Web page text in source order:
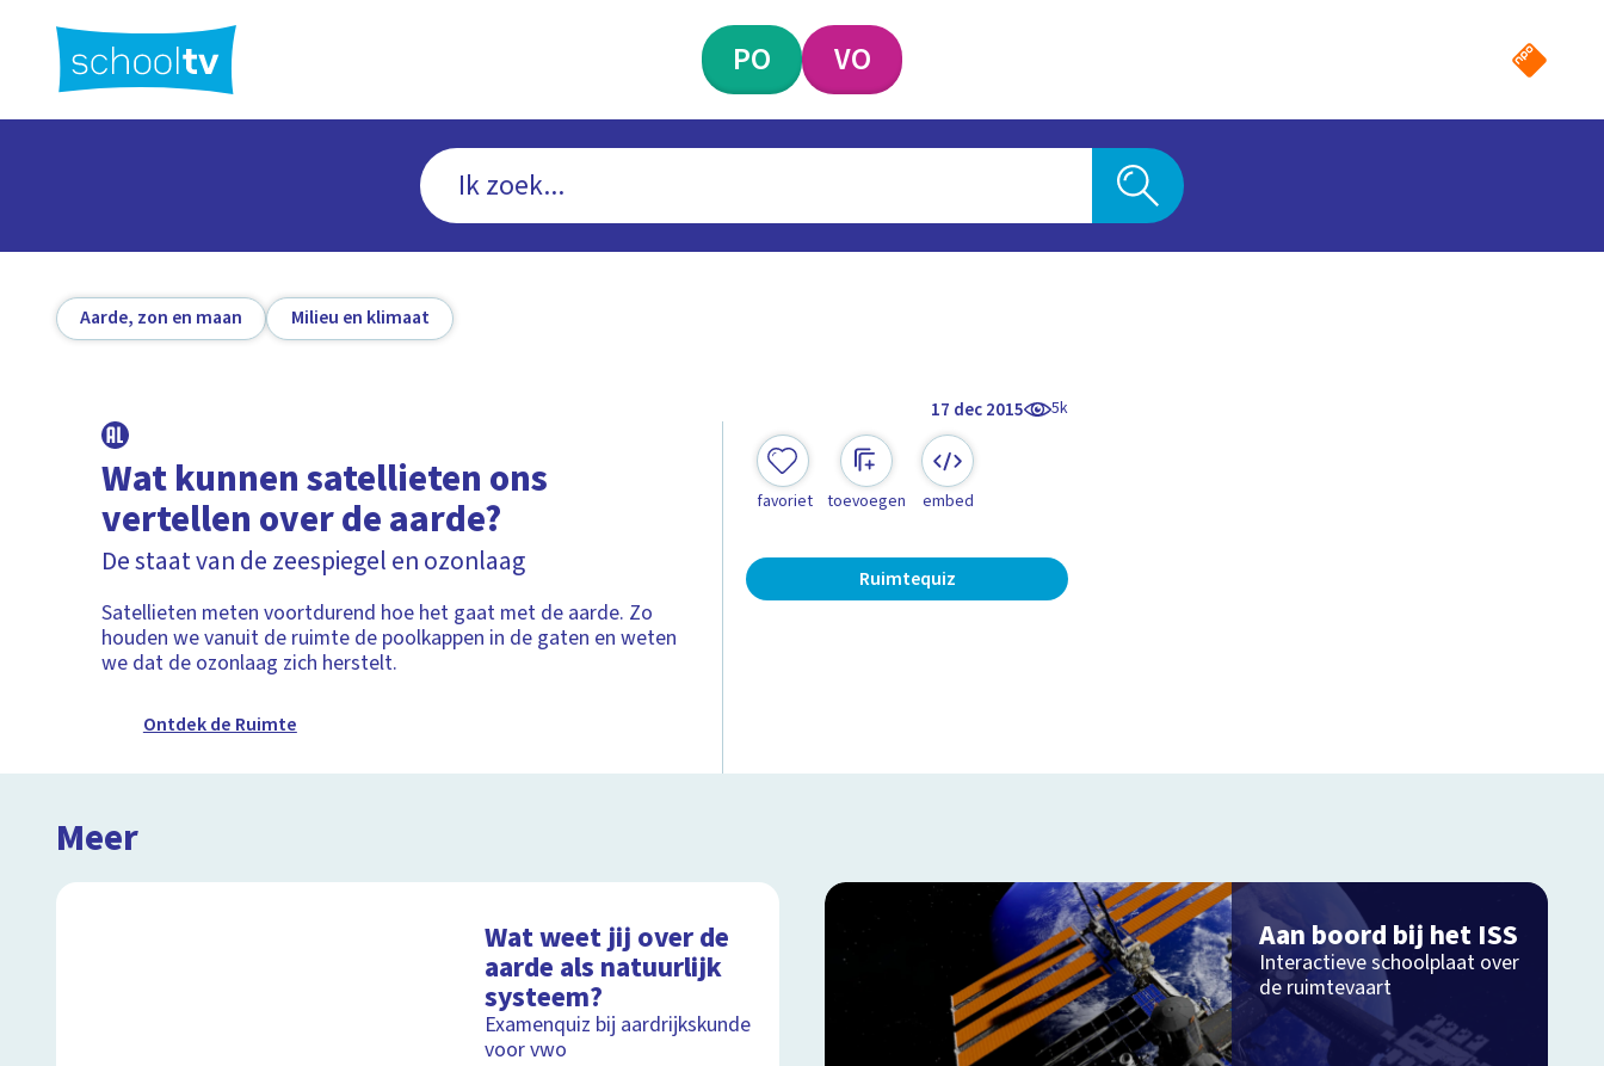
hoofdinhoud
PO VO
Aarde, zon en maan Milieu en klimaat
17 dec 2015 5k
Wat kunnen satellieten ons
vertellen over de aarde?
De staat van de zeespiegel en ozonlaag
Satellieten meten voortdurend hoe het gaat met de aarde. Zo
houden we vanuit de ruimte de poolkappen in de gaten en weten
we dat de ozonlaag zich herstelt.
Ontdek de Ruimte
favoriet toevoegen embed
Ruimtequiz
Meer
Wat weet jij over de
aarde als natuurlijk
systeem?
Examenquiz bij aardrijkskunde
voor vwo
Aan boord bij het ISS
Interactieve schoolplaat over
de ruimtevaart